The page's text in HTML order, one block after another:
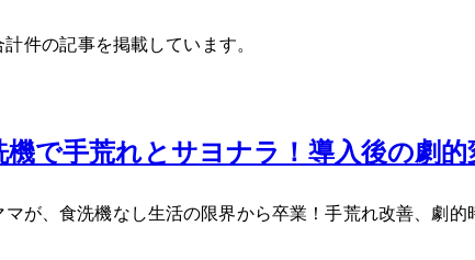
1 件の記事を掲載しています。
機で手荒れとサヨナラ！導入後の劇
マが、食洗機なし生活の限界から卒業！手荒れ改善、劇